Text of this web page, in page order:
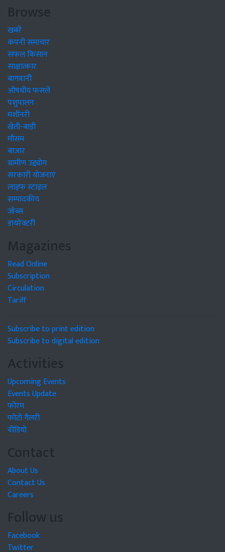
Browse
खबरें
कंपनी समाचार
सफल किसान
साक्षात्कार
बागवानी
औषधीय फसलें
पशुपालन
मशीनरी
खेती-बाड़ी
मौसम
बाजार
ग्रामीण उद्द्योग
सरकारी योजनाएं
लाइफ स्टाइल
सम्पादकीय
जॉब्स
डायरेक्टरी
Magazines
Read Online
Subscription
Circulation
Tariff
Subscribe to print edition
Subscribe to digital edition
Activities
Upcoming Events
Events Update
फोरम
फोटो गैलरी
वीडियो
Contact
About Us
Contact Us
Careers
Follow us
Facebook
Twitter